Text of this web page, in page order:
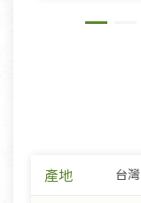
產地 台灣